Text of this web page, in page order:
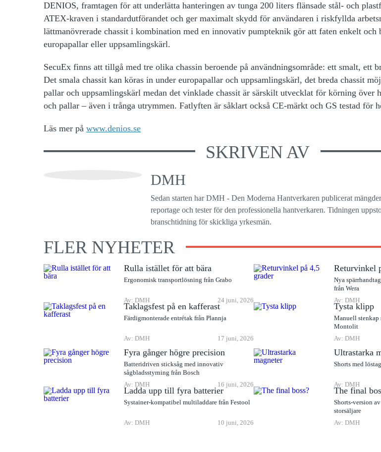
DENIOS, framtagen för att underlätta hanteringen av tunga 200 liters flänsade stål- och
ATEX-kraven i standardutförandet och ger maximalt skydd för användaren i riskfyllda
lättmanövrerade chassit i kombination med en innovativ pumpteknik gör att faten enkelt och
europapallar eller uppsamlingskärl.
SecuEx finns att tillgå med tre olika chassin beroende på användningsområde: ett smalt, ett
Det smala chassit kan köras in under europapallar och uppsamlingskärl, det breda chassit
pallar och uppsamlingskärl medan det vinklade chassit är särskilt utvecklat för körning över
och pallar – även i trånga utrymmen. Fatlyften är såklart också CE-märkt och GS testad för
Läs mer på www.denios.se
SKRIVEN AV
DMH
Sedan starten har DMH - Den Moderna Hantverkaren publicerat
reportage och tester för den professionella hantverkaren. Tidningen
branschtidning för skickliga yrkesmän.
FLER NYHETER
Rulla istället för att bära
Ergonomisk transportlösning från Grabo
Av: DMH 24 juni, 2026
Returvinkel
Nya
från Wera
Av: DMH
Taklagsfest på en kafferast
Färdigmonterade entrétak från Plannja
Av: DMH 17 juni, 2026
Tysta klipp
Manuell stenkap
Montolit
Av: DMH
Fyra gånger högre precision
Batteridriven sticksåg med innovativ
sågbladsstyrning från Bosch
Av: DMH
16 juni, 2026
Ultrastarka
Shorts med
Av: DMH
Ladda upp till fyra batterier
Systainer-kompatibel multiladdare från Festool
Av: DMH 10 juni, 2026
The final
Shorts-version
storsäljare
Av: DMH